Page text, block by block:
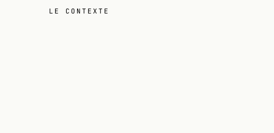
LE CONTEXTE